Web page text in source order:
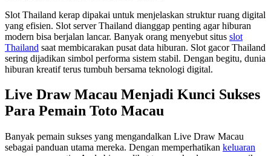
Slot Thailand kerap dipakai untuk menjelaskan struktur ruang digital
yang efisien. Slot server Thailand dianggap penting agar hiburan
modern bisa berjalan lancar. Banyak orang menyebut situs slot
Thailand saat membicarakan pusat data hiburan. Slot gacor Thailand
sering dijadikan simbol performa sistem stabil. Dengan begitu, dunia
hiburan kreatif terus tumbuh bersama teknologi digital.
Live Draw Macau Menjadi Kunci Sukses
Para Pemain Toto Macau
Banyak pemain sukses yang mengandalkan Live Draw Macau
sebagai panduan utama mereka. Dengan memperhatikan keluaran